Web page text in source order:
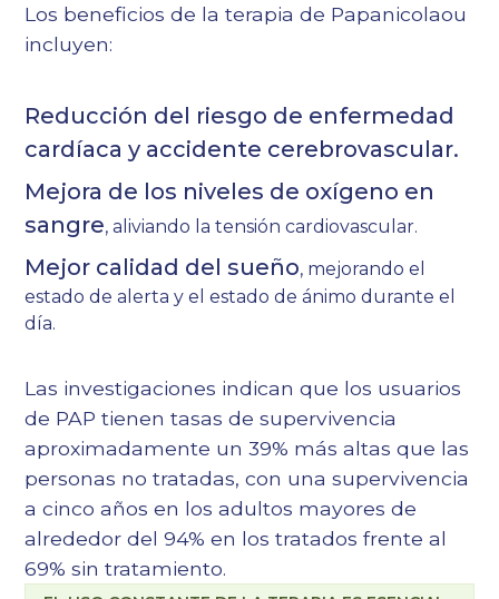
Los beneficios de la terapia de Papanicolaou
incluyen:
Reducción del riesgo de enfermedad
cardíaca y accidente cerebrovascular.
Mejora de los niveles de oxígeno en
sangre, aliviando la tensión cardiovascular.
Mejor calidad del sueño, mejorando el
estado de alerta y el estado de ánimo durante el
día.
Las investigaciones indican que los usuarios
de PAP tienen tasas de supervivencia
aproximadamente un 39% más altas que las
personas no tratadas, con una supervivencia
a cinco años en los adultos mayores de
alrededor del 94% en los tratados frente al
69% sin tratamiento.